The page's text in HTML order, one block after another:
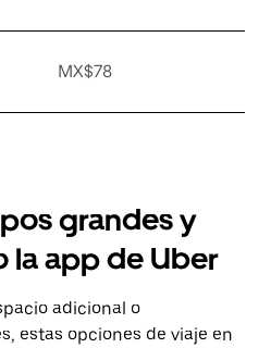
MX$78
grandes y
la app de Uber
adicional o
estas opciones de viaje en